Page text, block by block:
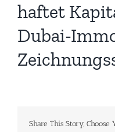
haftet
Dubai-
Share This Story, Choose